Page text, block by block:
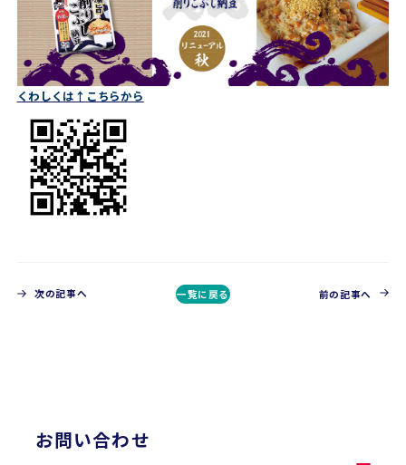
くわしくは↑こちらから
次の記事へ 一覧に戻る 前の記事へ
お問い合わせ